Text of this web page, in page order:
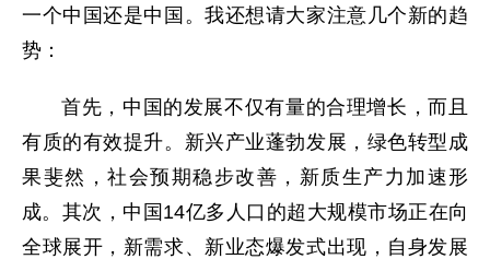
一个中国还是中国。我还想请大家注意几个新的趋
势：
首先，中国的发展不仅有量的合理增长，而且
有质的有效提升。新兴产业蓬勃发展，绿色转型成
果斐然，社会预期稳步改善，新质生产力加速形
成。其次，中国14亿多人口的超大规模市场正在向
全球展开，新需求、新业态爆发式出现，自身发展